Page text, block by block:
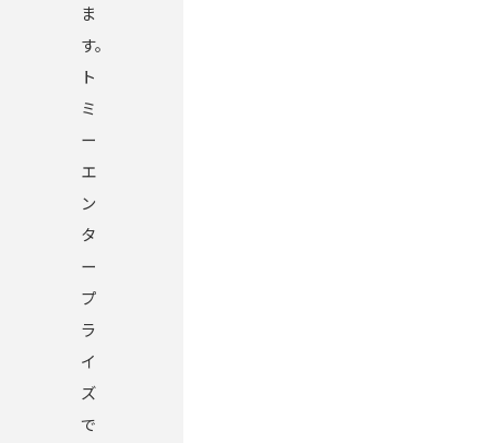
ま
す。
ト
ミ
ー
エ
ン
タ
ー
プ
ラ
イ
ズ
で